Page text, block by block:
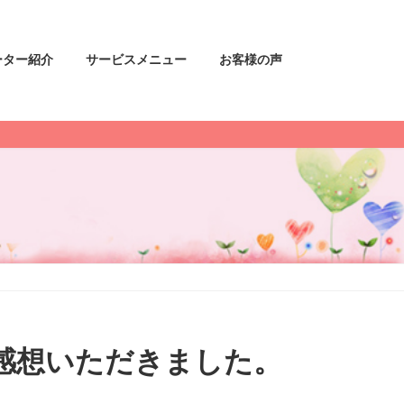
ー紹介 サービスメニュー お客様の声
いただきました。